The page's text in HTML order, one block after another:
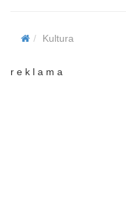
Kultura
r e k l a m a